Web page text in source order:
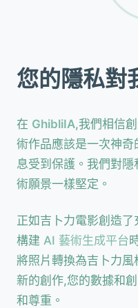
您的隱私對
在 GhibliIA,我們相信
術作品應該是一次神
息受到保護。我們對
術願景一樣堅定。
正如吉卜力電影創造
構建 AI 藝術生成平台
將照片轉換為吉卜力
新的創作,您的數據和
和尊重。